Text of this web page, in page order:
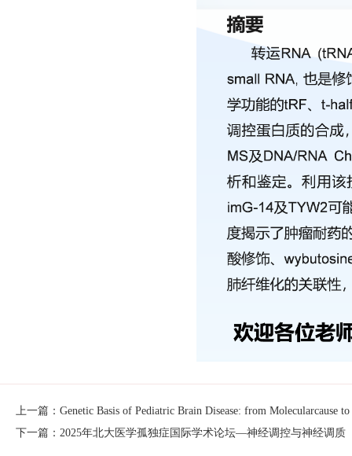
上一篇：Genetic Basis of Pediatric Brain Disease: from Molecularcause
下一篇：2025年北大医学孤独症国际学术论坛—神经调控与神经调质